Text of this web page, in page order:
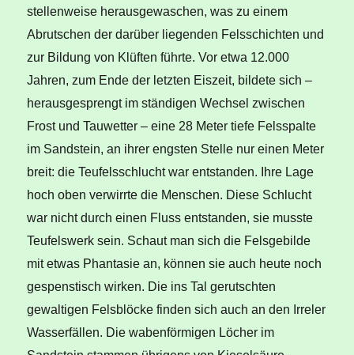
stellenweise herausgewaschen, was zu einem
Abrutschen der darüber liegenden Felsschichten und
zur Bildung von Klüften führte. Vor etwa 12.000
Jahren, zum Ende der letzten Eiszeit, bildete sich –
herausgesprengt im ständigen Wechsel zwischen
Frost und Tauwetter – eine 28 Meter tiefe Felsspalte
im Sandstein, an ihrer engsten Stelle nur einen Meter
breit: die Teufelsschlucht war entstanden. Ihre Lage
hoch oben verwirrte die Menschen. Diese Schlucht
war nicht durch einen Fluss entstanden, sie musste
Teufelswerk sein. Schaut man sich die Felsgebilde
mit etwas Phantasie an, können sie auch heute noch
gespenstisch wirken. Die ins Tal gerutschten
gewaltigen Felsblöcke finden sich auch an den Irreler
Wasserfällen. Die wabenförmigen Löcher im